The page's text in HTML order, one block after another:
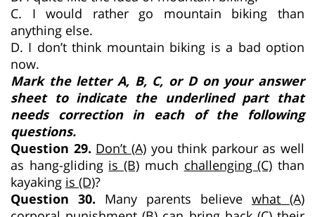
C. I would rather go mountain biking than
anything else.
D. I don’t think mountain biking is a bad option
now.
Mark the letter A, B, C, or D on your answer
sheet to indicate the underlined part that
needs correction in each of the following
questions.
Question 29. Don’t (A)you think parkour as well
as hang-gliding is (B) much challenging (C) than
kayaking is (D)?
Question 30. Many parents believe what (A)